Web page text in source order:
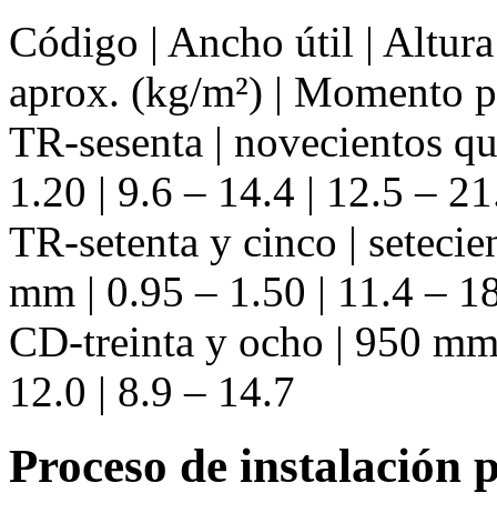
Código | Ancho útil |
aprox. (kg/m²) | Momento
TR-sesenta | novecientos
1.20 | 9.6 – 14.4 | 12.5 –
TR-setenta y cinco |
mm | 0.95 – 1.50 | 11.4 –
CD-treinta y ocho | 950
12.0 | 8.9 – 14.7
Proceso de instalación